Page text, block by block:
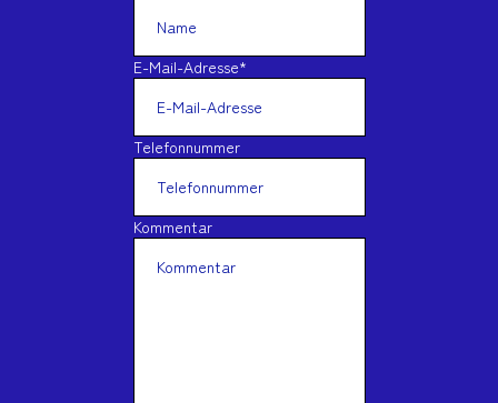
E-Mail-Adresse*
Telefonnummer
Kommentar